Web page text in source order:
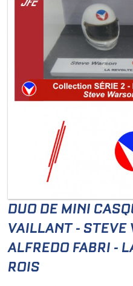
DUO DE MINI
VAILLANT - STEVE
ALFREDO FABRI -
ROIS